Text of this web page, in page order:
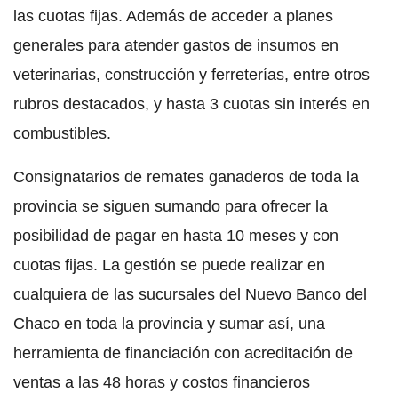
las cuotas fijas. Además de acceder a planes
generales para atender gastos de insumos en
veterinarias, construcción y ferreterías, entre otros
rubros destacados, y hasta 3 cuotas sin interés en
combustibles.
Consignatarios de remates ganaderos de toda la
provincia se siguen sumando para ofrecer la
posibilidad de pagar en hasta 10 meses y con
cuotas fijas. La gestión se puede realizar en
cualquiera de las sucursales del Nuevo Banco del
Chaco en toda la provincia y sumar así, una
herramienta de financiación con acreditación de
ventas a las 48 horas y costos financieros